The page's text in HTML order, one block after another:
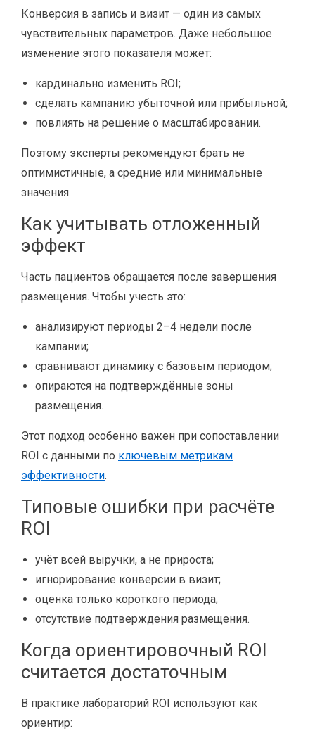
Конверсия в запись и визит — один из самых
чувствительных параметров. Даже небольшое
изменение этого показателя может:
кардинально изменить ROI;
сделать кампанию убыточной или прибыльной;
повлиять на решение о масштабировании.
Поэтому эксперты рекомендуют брать не
оптимистичные, а средние или минимальные
значения.
Как учитывать отложенный
эффект
Часть пациентов обращается после завершения
размещения. Чтобы учесть это:
анализируют периоды 2–4 недели после
кампании;
сравнивают динамику с базовым периодом;
опираются на подтверждённые зоны
размещения.
Этот подход особенно важен при сопоставлении
ROI с данными по ключевым метрикам
эффективности.
Типовые ошибки при расчёте
ROI
учёт всей выручки, а не прироста;
игнорирование конверсии в визит;
оценка только короткого периода;
отсутствие подтверждения размещения.
Когда ориентировочный ROI
считается достаточным
В практике лабораторий ROI используют как
ориентир: